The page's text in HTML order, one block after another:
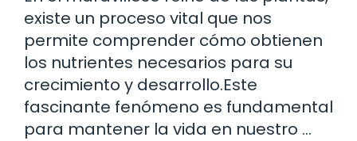
existe un proceso vital que nos
permite comprender cómo obtienen
los nutrientes necesarios para su
crecimiento y desarrollo.Este
fascinante fenómeno es fundamental
para mantener la vida en nuestro …